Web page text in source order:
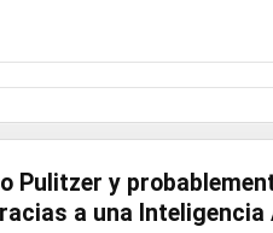
Pulitzer y
a una